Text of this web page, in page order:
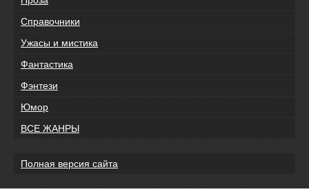
Справочники
Ужасы и мистика
Фантастика
Фэнтези
Юмор
ВСЕ ЖАНРЫ
Полная версия сайта